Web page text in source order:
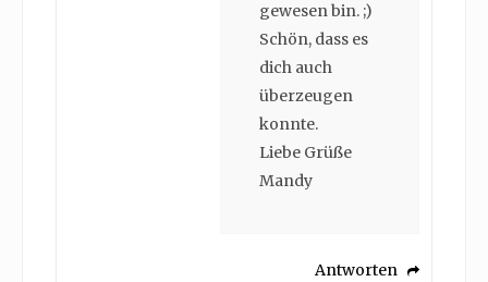
gewesen bin. ;)
Schön, dass es
dich auch
überzeugen
konnte.
Liebe Grüße
Mandy
Antworten